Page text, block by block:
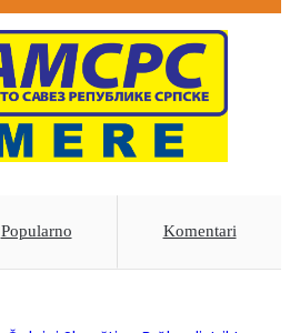
Popularno Komentari